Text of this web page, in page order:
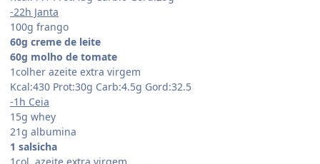
-22h Janta
100g frango
60g creme de leite
60g molho de tomate
1colher azeite extra virgem
Kcal:430 Prot:30g Carb:4.5g Gord:32.5
-1h Ceia
15g whey
21g albumina
1 salsicha
1col. azeite extra virgem